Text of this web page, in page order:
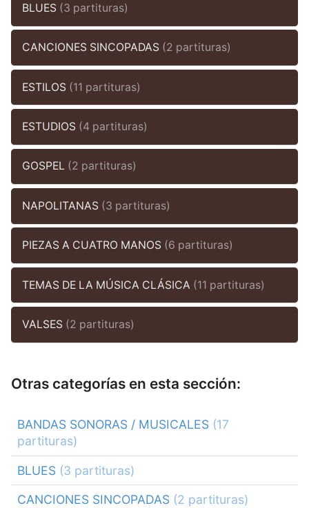
BLUES (3 partituras)
CANCIONES SINCOPADAS (2 partituras)
ESTILOS (11 partituras)
ESTUDIOS (4 partituras)
GOSPEL (2 partituras)
NAPOLITANAS (3 partituras)
PIEZAS A CUATRO MANOS (6 partituras)
TEMAS DE LA MÚSICA CLÁSICA (11 partituras)
VALSES (2 partituras)
Otras categorías en esta sección:
BANDAS SONORAS / MUSICALES (17
partituras)
BLUES (3 partituras)
CANCIONES SINCOPADAS (2 partituras)